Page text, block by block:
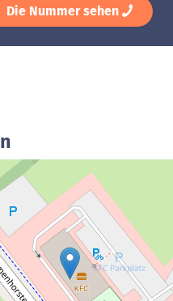
Die Nummer sehen